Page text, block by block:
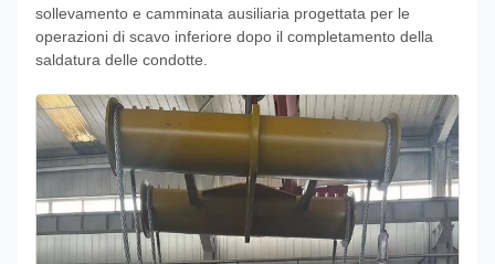
sollevamento e camminata ausiliaria progettata per le
operazioni di scavo inferiore dopo il completamento della
saldatura delle condotte.